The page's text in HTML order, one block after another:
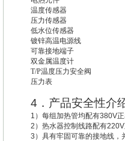
温度传感器
压力传感器
低水位传感器
镀锌高温电源线
可靠接地端子
双金属温度计
T/P温度压力安全阀
压力表
4 ．产品安全性介
1 ）每组加热管均配有380V
2 ）热水器控制线路配有220V
3 ）具有牢固可靠的接地线，